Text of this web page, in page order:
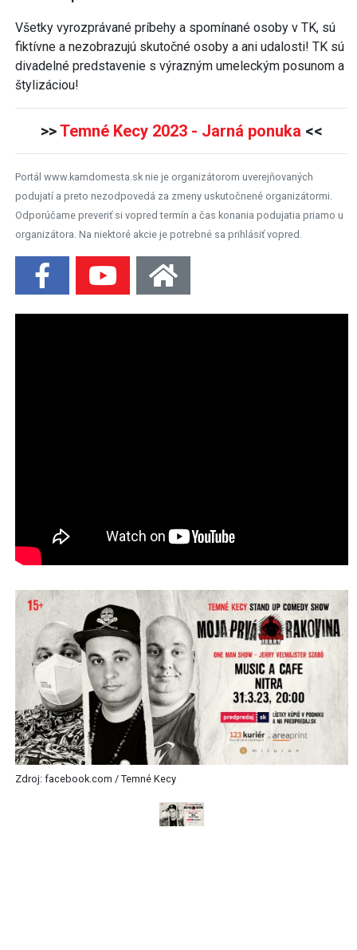
Všetky vyrozprávané príbehy a spomínané osoby v TK, sú
fiktívne a nezobrazujú skutočné osoby a ani udalosti! TK sú
divadelné predstavenie s výrazným umeleckým posunom a
štylizáciou!
>>Temné Kecy 2023 - Jarná ponuka <<
Portál www.kamdomesta.sk nie je organizátorom uverejňovaných
podujatí a preto nezodpovedá za zmeny uskutočnené organizátormi.
Odporúčame preveriť si vopred termín a čas konania podujatia priamo u
organizátora. Na niektoré akcie je potrebné sa prihlásiť vopred.
Zdroj: facebook.com / Temné Kecy